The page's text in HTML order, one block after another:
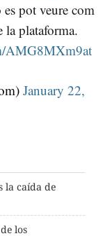
pot veure com
la plataforma.
AMG8MXm9at
January 22,
la caída de
los